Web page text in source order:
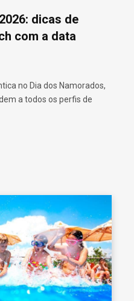
dicas de
com a data
no Dia dos Namorados,
a todos os perfis de